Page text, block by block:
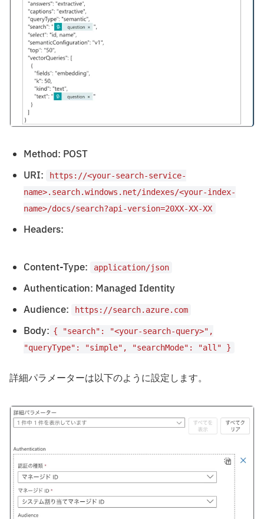
Method: POST
URI:
https://<your-search-service-
name>.search.windows.net/indexes/<your-index-
name>/docs/search?api-version=20XX-XX-XX
Headers:
Content-Type: application/json
Authentication: Managed Identity
Audience:
https://search.azure.com
Body: { "search": "<your-search-query>",
"queryType": "simple", "searchMode": "all" }
詳細パラメーターは以下のように設定します。